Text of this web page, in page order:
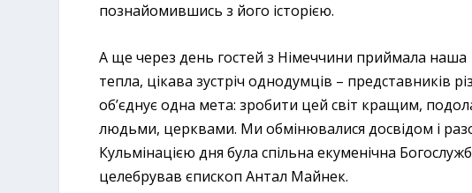
познайомившись з його історією.
А ще через день гостей з Німеччини приймала наша
тепла, цікава зустріч однодумців – представників
об’єднує одна мета: зробити цей світ кращим,
людьми, церквами. Ми обмінювалися досвідом і
Кульмінацією дня була спільна екуменічна
целебрував єпископ Антал Майнек.